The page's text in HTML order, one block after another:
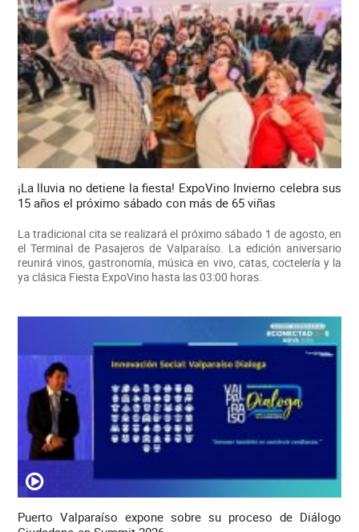
¡La lluvia no detiene la fiesta! ExpoVino Invierno celebra sus
15 años el próximo sábado con más de 65 viñas
La tradicional cita se realizará el próximo sábado 1 de agosto, en
el Terminal de Pasajeros de Valparaíso. La edición aniversario
reunirá vinos, gastronomía, música en vivo, catas, coctelería y la
ya clásica Fiesta ExpoVino hasta las 03:00 horas.
Puerto Valparaíso expone sobre su proceso de Diálogo